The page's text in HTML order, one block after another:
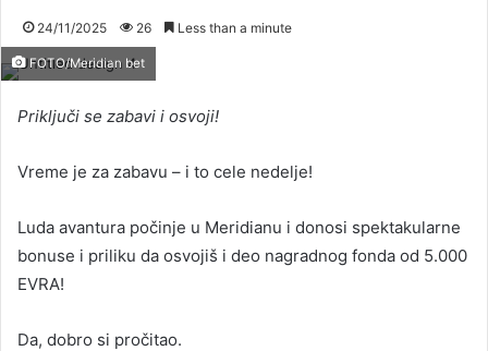
24/11/2025 26 Less than a minute
FOTO/Meridian bet
Priključi se zabavi i osvoji!
Vreme je za zabavu – i to cele nedelje!
Luda avantura počinje u Meridianu i donosi spektakularne
bonuse i priliku da osvojiš i deo nagradnog fonda od 5.000
EVRA!
Da, dobro si pročitao.